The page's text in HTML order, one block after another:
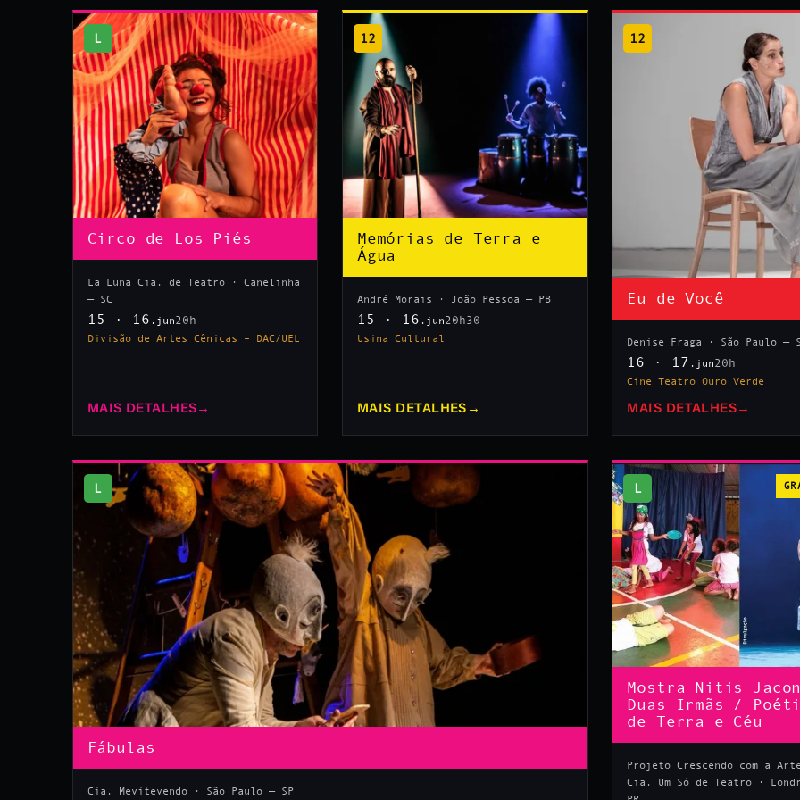
L
Circo de Los Piés
La Luna Cia. de Teatro · Canelinha
— SC
15 · 16 .jun20h
Divisão de Artes Cênicas – DAC/UEL
MAIS DETALHES →
12
Memórias de Terra e
Água
André Morais · João Pessoa — PB
15 · 16 .jun20h30
Usina Cultural
MAIS DETALHES →
12
Eu de Você
Denise Fraga · São Paulo —
16 · 17 .jun20h
Cine Teatro Ouro Verde
MAIS DETALHES →
L
Fábulas
Cia. Mevitevendo · São Paulo — SP
L
Mostra Nitis
Duas Irmãs /
de Terra e Céu
Projeto Crescendo com a
Cia. Um Só de Teatro ·